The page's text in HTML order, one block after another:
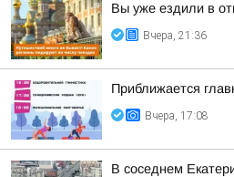
Вы уже ездили в
Вчера, 21:36
Приближается
Вчера, 17:08
В соседнем